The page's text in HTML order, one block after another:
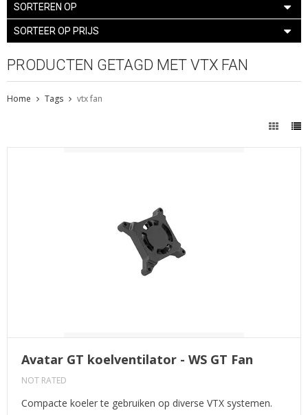
SORTEREN OP
SORTEER OP PRIJS
PRODUCTEN GETAGD MET VTX FAN
Home Tags vtx fan
Avatar GT koelventilator - WS GT Fan
NOT RATED
Compacte koeler te gebruiken op diverse VTX systemen.